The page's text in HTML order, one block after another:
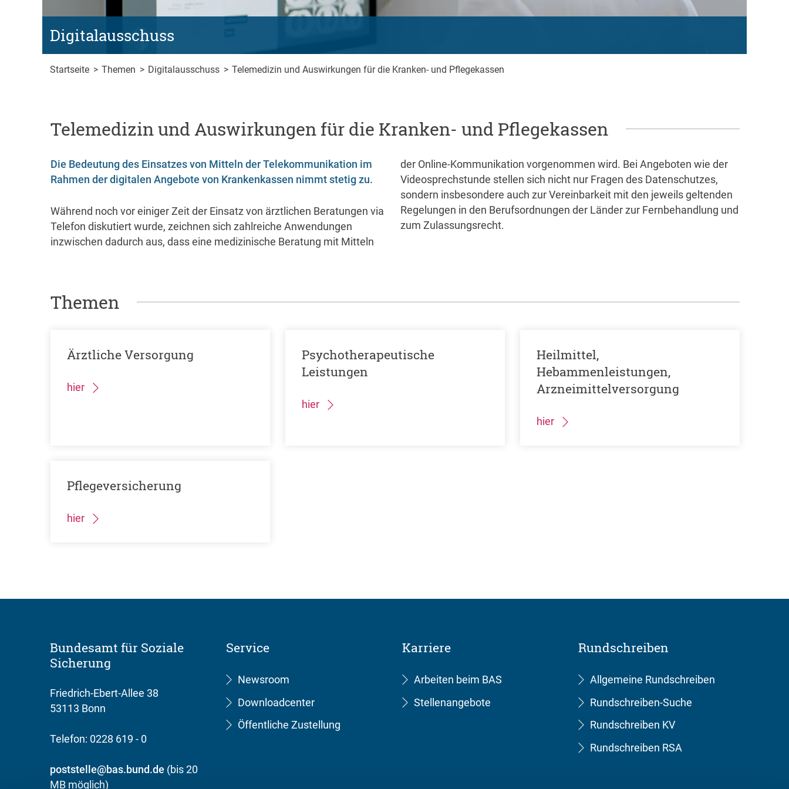
Digitalausschuss
Startseite > Themen > Digitalausschuss > Telemedizin und Auswirkungen für die Kranken- und Pflegekassen
Telemedizin und Auswirkungen für die Kranken- und Pflegekassen
Die Bedeutung des Einsatzes von Mitteln der Telekommunikation im
Rahmen der digitalen Angebote von Krankenkassen nimmt stetig zu.
Während noch vor einiger Zeit der Einsatz von ärztlichen Beratungen via
Telefon diskutiert wurde, zeichnen sich zahlreiche Anwendungen
inzwischen dadurch aus, dass eine medizinische Beratung mit Mitteln
der Online-Kommunikation vorgenommen wird. Bei Angeboten wie der
Videosprechstunde stellen sich nicht nur Fragen des Datenschutzes,
sondern insbesondere auch zur Vereinbarkeit mit den jeweils geltenden
Regelungen in den Berufsordnungen der Länder zur Fernbehandlung und
zum Zulassungsrecht.
Themen
Ärztliche Versorgung
hier
Psychotherapeutische
Leistungen
hier
Heilmittel,
Hebammenleistungen,
Arzneimittelversorgung
hier
Pflegeversicherung
hier
Bundesamt für Soziale
Sicherung
Friedrich-Ebert-Allee 38
53113 Bonn
Telefon: 0228 619 - 0
poststelle@bas.bund.de (bis 20
MB möglich)
Service
Newsroom
Downloadcenter
Öffentliche Zustellung
Karriere
Arbeiten beim BAS
Stellenangebote
Rundschreiben
Allgemeine Rundschreiben
Rundschreiben-Suche
Rundschreiben KV
Rundschreiben RSA